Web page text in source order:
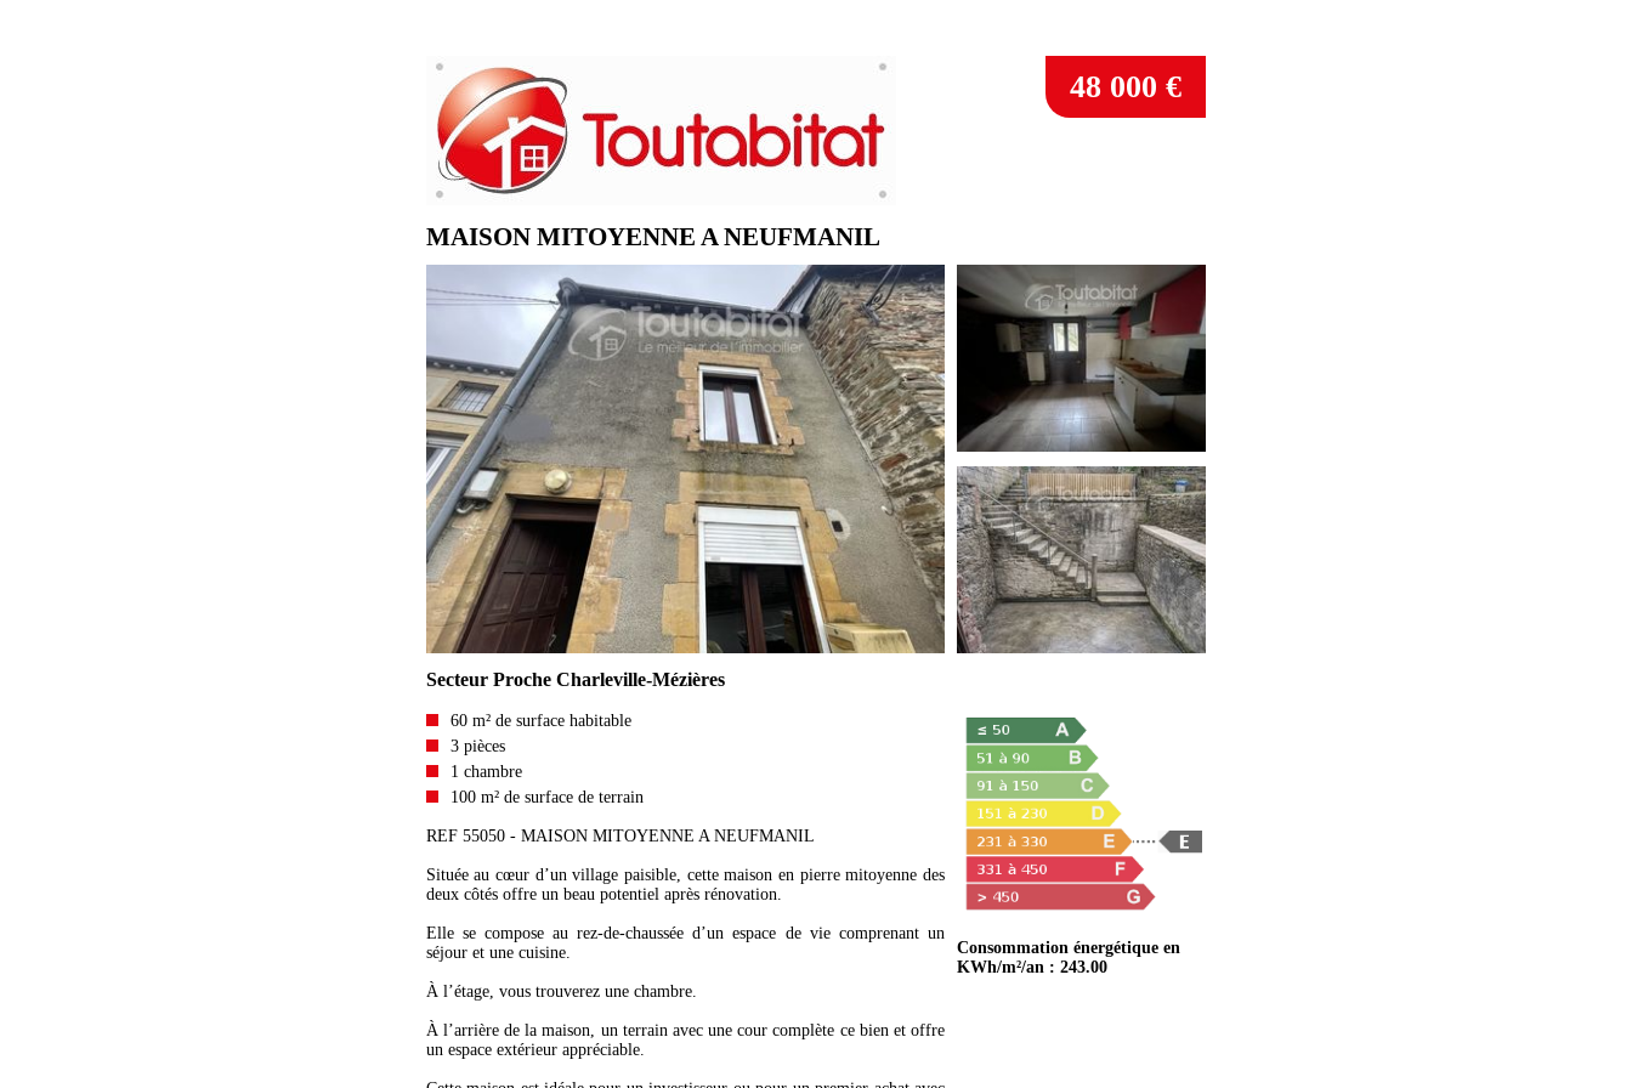
MAISON MITOYENNE A NEUFMANIL
48 000 €
Secteur Proche Charleville-Mézières
60 m² de surface habitable
3 pièces
1 chambre
100 m² de surface de terrain
REF 55050 - MAISON MITOYENNE A NEUFMANIL
Située au cœur d’un village paisible, cette maison en pierre mitoyenne des
deux côtés offre un beau potentiel après rénovation.
Elle se compose au rez-de-chaussée d’un espace de vie comprenant un
séjour et une cuisine.
À l’étage, vous trouverez une chambre.
À l’arrière de la maison, un terrain avec une cour complète ce bien et offre
un espace extérieur appréciable.
Consommation énergétique en
KWh/m²/an : 243.00